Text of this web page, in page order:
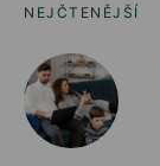
NEJČTENĚJŠÍ